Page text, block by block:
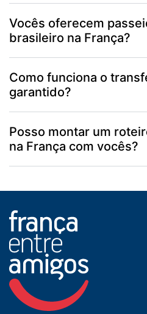
Vocês oferecem
brasileiro na França?
Como funciona o
garantido?
Posso montar um
na França com vocês?